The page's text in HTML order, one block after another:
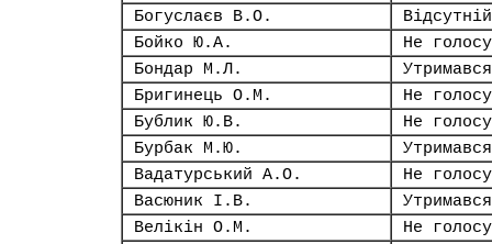
Богуслаєв В.О.
Відсутній
Бойко Ю.А.
Не
Бондар М.Л.
Утримався
Бригинець О.М.
Не
Бублик Ю.В.
Не
Бурбак М.Ю.
Утримався
Вадатурський А.О.
Не
Васюник І.В.
Утримався
Велікін О.М.
Не